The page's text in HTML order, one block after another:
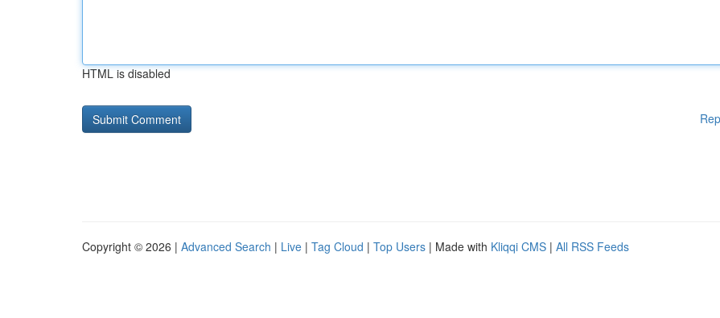
HTML is disabled
Copyright © 2026 | Advanced Search | Live | Tag Cloud | Top Users | Made with Kliqqi CMS | All RSS Feeds